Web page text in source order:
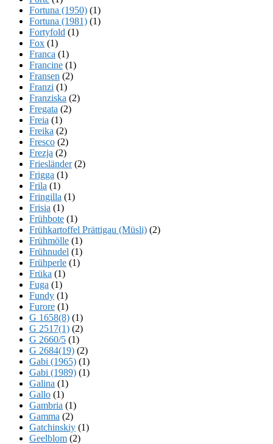
Fortuna (1950) (1)
Fortuna (1981) (1)
Fortyfold (1)
Fox (1)
Franca (1)
Francine (1)
Fransen (2)
Franzi (1)
Franziska (2)
Fregata (2)
Freia (1)
Freika (2)
Fresco (2)
Frezja (2)
Friesländer(2)
Frigga (1)
Frila (1)
Fringilla (1)
Frisia (1)
Frühbote (1)
Frühkartoffel Prättigau (Müsli) (2)
Frühmölle (1)
Frühnudel (1)
Frühperle (1)
Früka (1)
Fuga (1)
Fundy (1)
Furore (1)
G 1658(8) (1)
G 2517(1) (2)
G 2660/5 (1)
G 2684(19) (2)
Gabi (1965) (1)
Gabi (1989) (1)
Galina (1)
Gallo (1)
Gambria (1)
Gamma (2)
Gatchinskiy (1)
Geelblom (2)